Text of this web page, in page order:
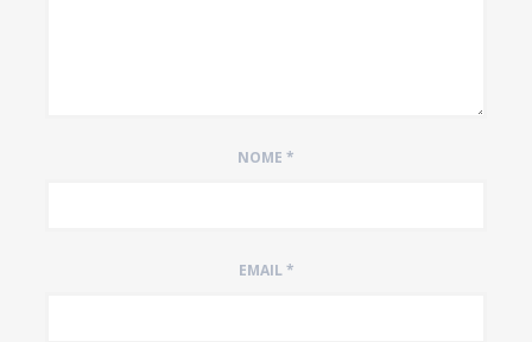
NOME *
EMAIL*